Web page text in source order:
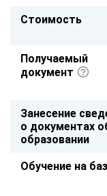
Стоимость
Получаемый
документ
Занесение
о документах
образовании
Обучение на